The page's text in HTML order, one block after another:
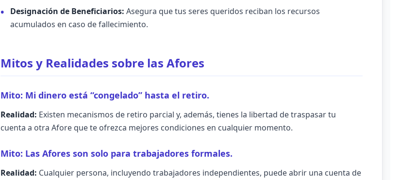
Designación de Beneficiarios: Asegura que tus seres queridos reciban los recursos
acumulados en caso de fallecimiento.
Mitos y Realidades sobre las Afores
Mito: Mi dinero está “congelado” hasta el retiro.
Realidad: Existen mecanismos de retiro parcial y, además, tienes la libertad de traspasar tu
cuenta a otra Afore que te ofrezca mejores condiciones en cualquier momento.
Mito: Las Afores son solo para trabajadores formales.
Realidad: Cualquier persona, incluyendo trabajadores independientes, puede abrir una cuenta de